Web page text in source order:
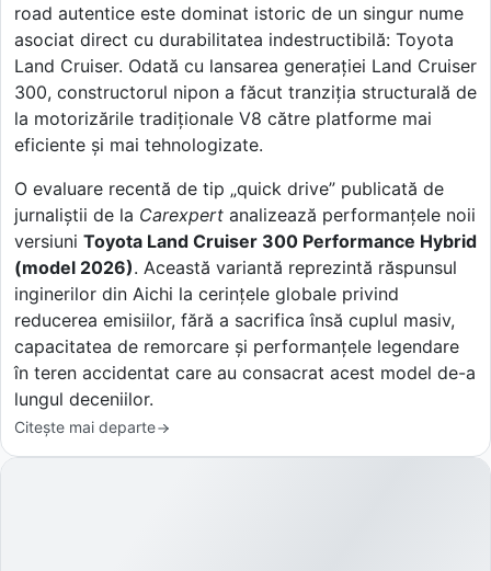
road autentice este dominat istoric de un singur nume
asociat direct cu durabilitatea indestructibilă: Toyota
Land Cruiser. Odată cu lansarea generației Land Cruiser
300, constructorul nipon a făcut tranziția structurală de
la motorizările tradiționale V8 către platforme mai
eficiente și mai tehnologizate.
O evaluare recentă de tip „quick drive” publicată de
jurnaliștii de la Carexpert analizează performanțele noii
versiuni Toyota Land Cruiser 300 Performance Hybrid
(model 2026). Această variantă reprezintă răspunsul
inginerilor din Aichi la cerințele globale privind
reducerea emisiilor, fără a sacrifica însă cuplul masiv,
capacitatea de remorcare și performanțele legendare
în teren accidentat care au consacrat acest model de-a
lungul deceniilor.
Citește mai departe